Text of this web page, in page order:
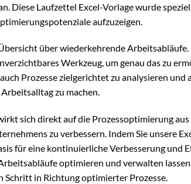
Diese Laufzettel Excel-Vorlage wurde
aufzuzeigen.
über wiederkehrende
Werkzeug, um genau das zu
Prozesse zielgerichtet zu analysieren und
zu machen.
sich direkt auf die Prozessoptimierung
zu verbessern. Indem Sie unsere
für eine kontinuierliche Verbesserung und
optimieren und verwalten
Schritt in Richtung optimierter Prozesse.